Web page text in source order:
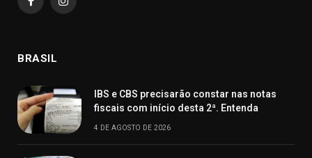
FacebookInstagram
BRASIL
IBS e CBS precisarão constar nas notas
fiscais com início desta 2ª. Entenda
4 DE AGOSTO DE 2026